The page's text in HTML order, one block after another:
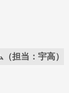
担当：宇高）